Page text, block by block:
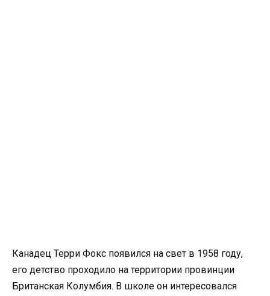
Канадец Терри Фокс появился на свет в 1958 году,
его детство проходило на территории провинции
Британская Колумбия. В школе он интересовался